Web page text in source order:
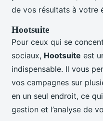
de vos résultats à votre
Hootsuite
Pour ceux qui se
sociaux, Hootsuite est
indispensable. Il vous
vos campagnes sur
en un seul endroit, ce
gestion et l’analyse de